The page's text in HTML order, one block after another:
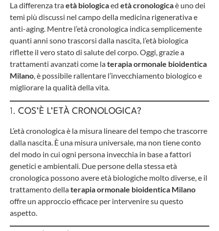
La differenza traetà biologicaed età cronologicaè uno dei
temi più discussi nel campo della medicina rigenerativa e
anti-aging. Mentre l’età cronologica indica semplicemente
quanti anni sono trascorsi dalla nascita, l’età biologica
riflette il vero stato di salute del corpo. Oggi, grazie a
trattamenti avanzati come laterapia ormonale bioidentica
Milano, è possibile rallentare l’invecchiamento biologico e
migliorare la qualità della vita.
1. COS’È L’ETÀ CRONOLOGICA?
L’età cronologica è la misura lineare del tempo che trascorre
dalla nascita. È una misura universale, ma non tiene conto
del modo in cui ogni persona invecchia in base a fattori
genetici e ambientali. Due persone della stessa età
cronologica possono avere età biologiche molto diverse, e il
trattamento dellaterapia ormonale bioidentica Milano
offre un approccio efficace per intervenire su questo
aspetto.